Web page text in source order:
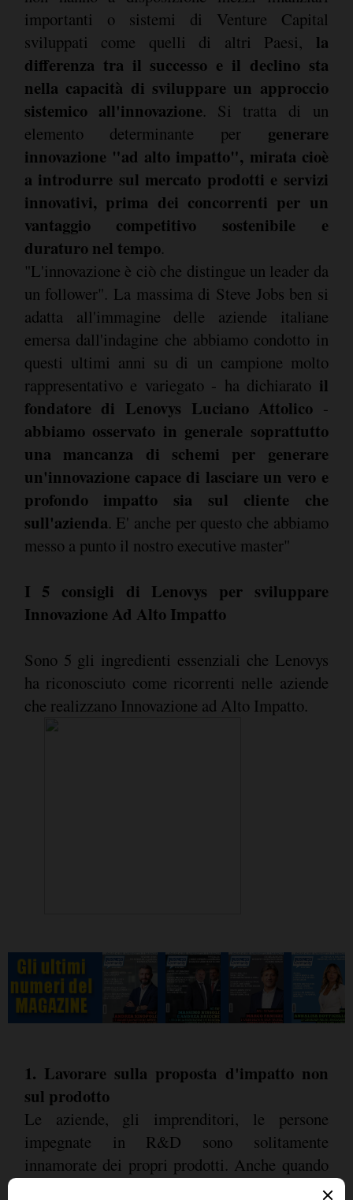
importanti o sistemi di Venture Capital
sviluppati come quelli di altri Paesi, la
differenza tra il successo e il declino sta
nella capacità di sviluppare un approccio
sistemico all'innovazione. Si tratta di un
elemento determinante per generare
innovazione "ad alto impatto", mirata cioè
a introdurre sul mercato prodotti e servizi
innovativi, prima dei concorrenti per un
vantaggio competitivo sostenibile e
duraturo nel tempo.
"L'innovazione è ciò che distingue un leader da
un follower". La massima di Steve Jobs ben si
adatta all'immagine delle aziende italiane
emersa dall'indagine che abbiamo condotto in
questi ultimi anni su di un campione molto
rappresentativo e variegato - ha dichiarato il
fondatore di Lenovys Luciano Attolico -
abbiamo osservato in generale soprattutto
una mancanza di schemi per generare
un'innovazione capace di lasciare un vero e
profondo impatto sia sul cliente che
sull'azienda. E' anche per questo che abbiamo
messo a punto il nostro executive master"
I 5 consigli di Lenovys per sviluppare
Innovazione Ad Alto Impatto
Sono 5 gli ingredienti essenziali che Lenovys
ha riconosciuto come ricorrenti nelle aziende
che realizzano Innovazione ad Alto Impatto.
1. Lavorare sulla proposta d'impatto non
sul prodotto
Le aziende, gli imprenditori, le persone
impegnate in R&D sono solitamente
innamorate dei propri prodotti. Anche quando
vogliono innovare cercano sempre di